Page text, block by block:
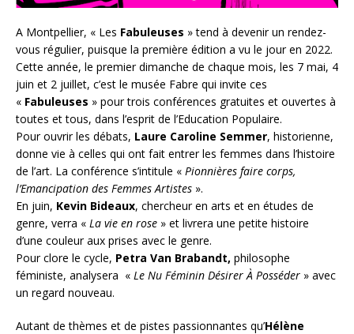
A Montpellier, « Les Fabuleuses » tend à devenir un rendez-
vous régulier, puisque la première édition a vu le jour en 2022.
Cette année, le premier dimanche de chaque mois, les 7 mai, 4
juin et 2 juillet, c’est le musée Fabre qui invite ces
« Fabuleuses » pour trois conférences gratuites et ouvertes à
toutes et tous, dans l’esprit de l’Education Populaire.
Pour ouvrir les débats, Laure Caroline Semmer, historienne,
donne vie à celles qui ont fait entrer les femmes dans l’histoire
de l’art. La conférence s’intitule « Pionnières faire corps,
l’Emancipation des Femmes Artistes ».
En juin, Kevin Bideaux, chercheur en arts et en études de
genre, verra « La vie en rose » et livrera une petite histoire
d’une couleur aux prises avec le genre.
Pour clore le cycle, Petra Van Brabandt, philosophe
féministe, analysera « Le Nu Féminin Désirer À Posséder » avec
un regard nouveau.
Autant de thèmes et de pistes passionnantes qu’Hélène